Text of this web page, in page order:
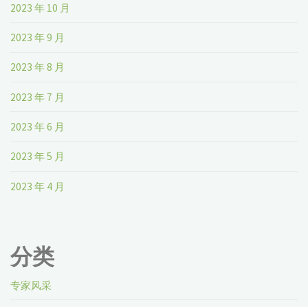
2023 年 10 月
2023 年 9 月
2023 年 8 月
2023 年 7 月
2023 年 6 月
2023 年 5 月
2023 年 4 月
分类
专家风采